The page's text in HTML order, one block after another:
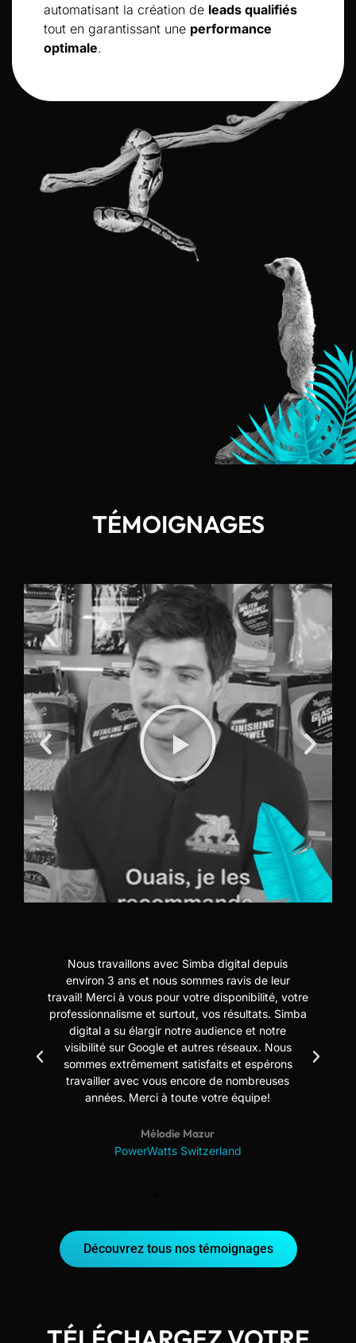
automatisant la création de leads qualifiés
tout en garantissant une performance
optimale.
TÉMOIGNAGES
Nous travaillons avec Simba digital depuis
environ 3 ans et nous sommes ravis de leur
travail! Merci à vous pour votre disponibilité, votre
professionnalisme et surtout, vos résultats. Simba
digital a su élargir notre audience et notre
visibilité sur Google et autres réseaux. Nous
sommes extrêmement satisfaits et espérons
travailler avec vous encore de nombreuses
années. Merci à toute votre équipe!
Mélodie Mazur
PowerWatts Switzerland
Découvrez tous nos témoignages